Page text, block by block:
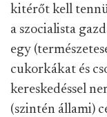
kitérőt kell
a szocialista
egy
cukorkákat és
kereskedéssel
(szintén állami)